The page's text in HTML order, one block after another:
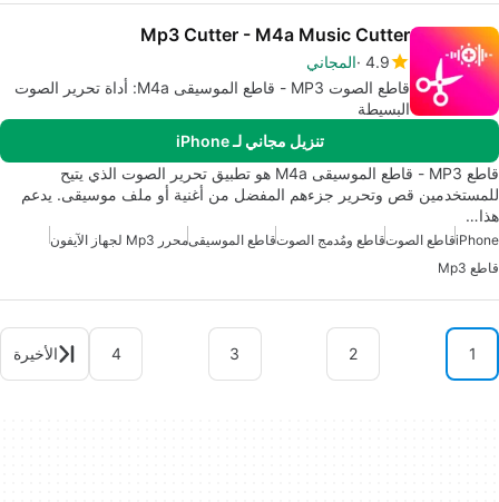
Mp3 Cutter - M4a Music Cutter
4.9 المجاني
قاطع الصوت MP3 - قاطع الموسيقى M4a: أداة تحرير الصوت
البسيطة
تنزيل مجاني لـ iPhone
قاطع MP3 - قاطع الموسيقى M4a هو تطبيق تحرير الصوت الذي يتيح
للمستخدمين قص وتحرير جزءهم المفضل من أغنية أو ملف موسيقى. يدعم
هذا…
iPhoneقاطع الصوتقاطع ومُدمج الصوتقاطع الموسيقىمحرر Mp3 لجهاز الآيفون
قاطع Mp3
1
2
3
4 الأخيرة